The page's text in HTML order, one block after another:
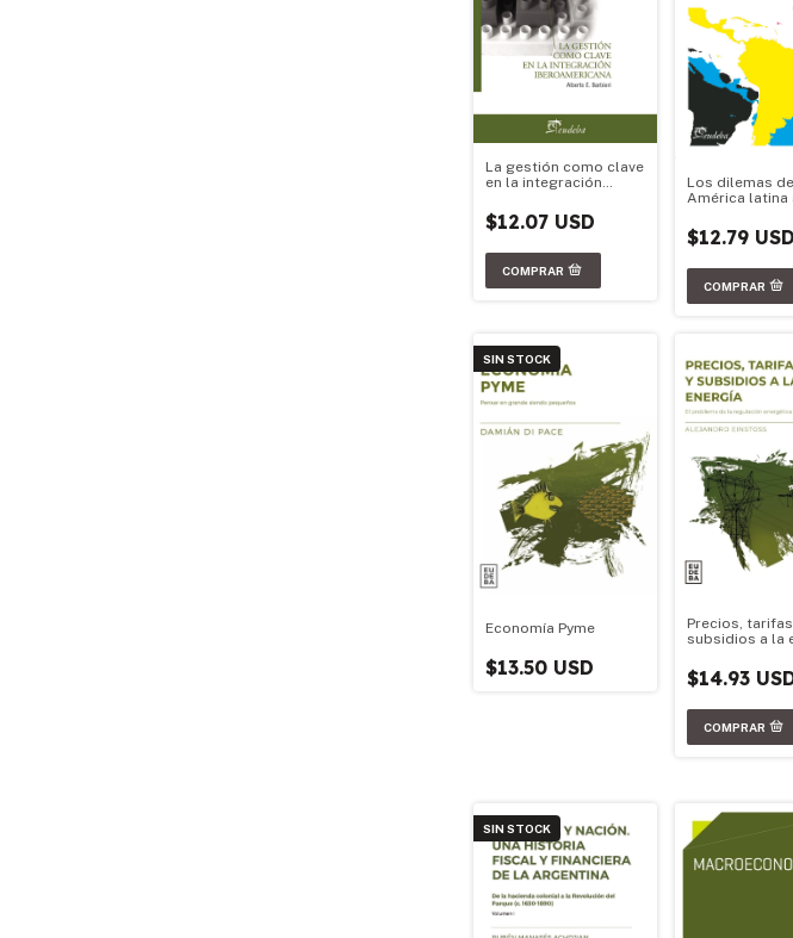
La gestión como clave
en la integración
$12.07 USD
Los dilemas de
América latina
$12.79 USD
SIN STOCK
Economía Pyme
$13.50 USD
Precios,
subsidios a la
$14.93
SIN STOCK